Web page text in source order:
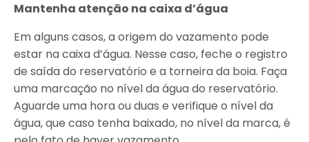
Mantenha atenção na caixa d’água
Em alguns casos, a origem do vazamento pode
estar na caixa d’água. Nesse caso, feche o registro
de saída do reservatório e a torneira da boia. Faça
uma marcação no nível da água do reservatório.
Aguarde uma hora ou duas e verifique o nível da
água, que caso tenha baixado, no nível da marca, é